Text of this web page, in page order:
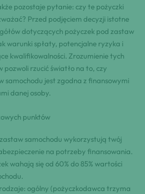
pozostaje pytanie: czy te pożyczki
Przed podjęciem decyzji istotne
dotyczących pożyczek pod zastaw
warunki spłaty, potencjalne ryzyka i
kwalifikowalności. Zrozumienie tych
pozwoli rzucić światło na to, czy
samochodu jest zgodna z finansowymi
danej osoby.
punktów
samochodu wykorzystują twój
na potrzeby finansowania.
wahają się od 60% do 85% wartości
ogólny (pożyczkodawca trzyma